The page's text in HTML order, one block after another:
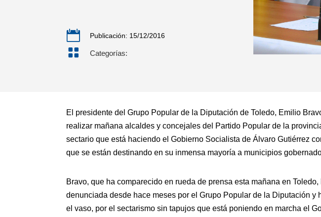
 Publicación: 15/12/2016
 Categorías:
El presidente del Grupo Popular de la Diputación de Toledo, Emilio
realizar mañana alcaldes y concejales del Partido Popular de la
sectario que está haciendo el Gobierno Socialista de Álvaro Gutiérrez
que se están destinando en su inmensa mayoría a municipios
Bravo, que ha comparecido en rueda de prensa esta mañana en
denunciada desde hace meses por el Grupo Popular de la Diputación
el vaso, por el sectarismo sin tapujos que está poniendo en marcha el